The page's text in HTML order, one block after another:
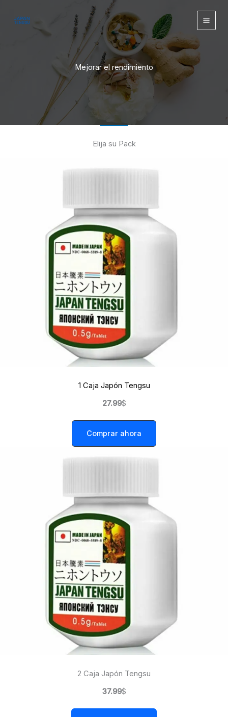
Mejorar el rendimiento
Elija su Pack
1 Caja Japón Tengsu
27.99$
Comprar ahora
2 Caja Japón Tengsu
37.99$